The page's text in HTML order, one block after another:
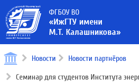
ФГБОУ ВО
«ИжГТУ имени
М.Т. Калашникова»
Новости Новости партнёров
Семинар для студентов Института